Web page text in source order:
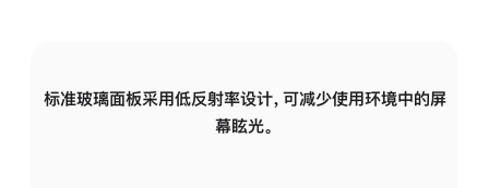
标准玻璃面板采用低反射率设计，可减少使用环境中的屏
幕眩光。